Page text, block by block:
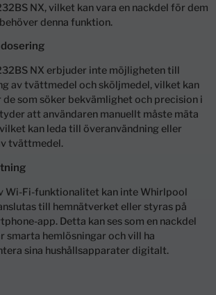
NX, vilket kan vara en nackdel för dem
denna funktion.
NX erbjuder inte möjligheten till
av tvättmedel och sköljmedel, vilket kan
de som söker bekvämlighet och precision i
att användaren manuellt måste mäta
kan leda till överanvändning eller
tvättmedel.
Wi-Fi-funktionalitet kan inte Whirlpool
till hemnätverket eller styras på
app. Detta kan ses som en nackdel
smarta hemlösningar och vill ha
sina hushållsapparater digitalt.